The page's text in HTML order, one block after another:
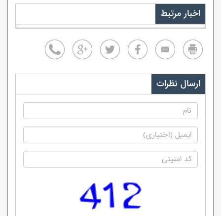
اخبار مرتبط
ارسال نظرات